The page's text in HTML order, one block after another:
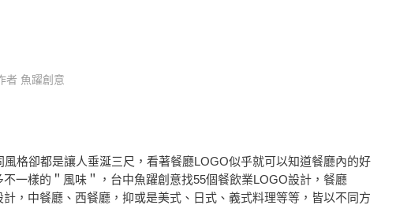
者 魚躍創意
格卻都是讓人垂涎三尺，看著餐廳LOGO似乎就可以知道餐廳內的好
一樣的＂風味＂，台中魚躍創意找55個餐飲業LOGO設計，餐廳
，中餐廳、西餐廳，抑或是美式、日式、義式料理等等，皆以不同方